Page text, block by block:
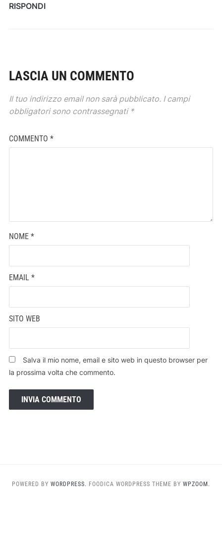
RISPONDI
LASCIA UN COMMENTO
Il tuo indirizzo email non sarà pubblicato. I campi
obbligatori sono contrassegnati *
COMMENTO *
NOME *
EMAIL *
SITO WEB
Salva il mio nome, email e sito web in questo browser per
la prossima volta che commento.
POWERED BY WORDPRESS. FOODICA WORDPRESS THEME BY WPZOOM.